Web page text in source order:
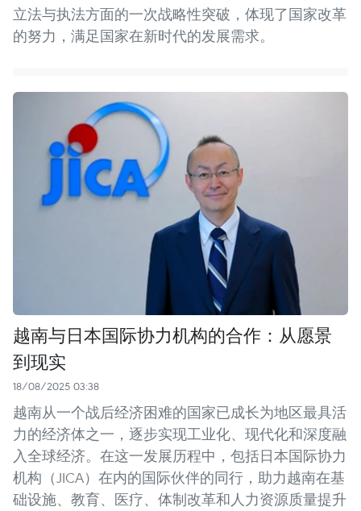
立法与执法方面的一次战略性突破，体现了国家改革
的努力，满足国家在新时代的发展需求。
越南与日本国际协力机构的合作：从愿景
到现实
18/08/2025 03:38
越南从一个战后经济困难的国家已成长为地区最具活
力的经济体之一，逐步实现工业化、现代化和深度融
入全球经济。在这一发展历程中，包括日本国际协力
机构（JICA）在内的国际伙伴的同行，助力越南在基
础设施、教育、医疗、体制改革和人力资源质量提升